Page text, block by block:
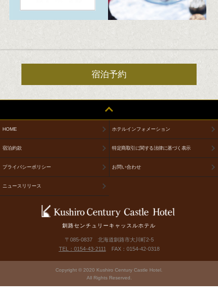
宿泊予約
HOME ホテルインフォメーション
宿泊約款 特定商取引に関する法律に基づく表示
プライバシーポリシー お問い合わせ
ニュースリリース
釧路センチュリーキャッスルホテル
〒085-0837 北海道釧路市大川町2-5
TEL：0154-43-2111
FAX：0154-42-0318
Copyright © 2020 Kushiro Century Castle Hotel.
All Rights Reserved.